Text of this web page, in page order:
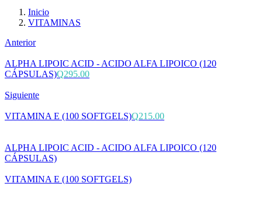
Inicio
VITAMINAS
Anterior
ALPHA LIPOIC ACID - ACIDO ALFA LIPOICO (120
CÁPSULAS)Q295.00
Siguiente
VITAMINA E (100 SOFTGELS)Q215.00
ALPHA LIPOIC ACID - ACIDO ALFA LIPOICO (120
CÁPSULAS)
VITAMINA E (100 SOFTGELS)